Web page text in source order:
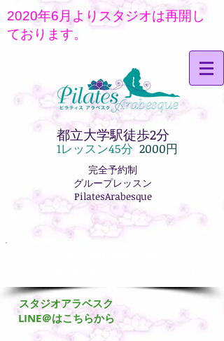
都立大学駅徒歩2分
1レッスン45分 2000円
完全予約制
グループレッスン
PilatesArabesque
スタジオアラベスク
​LINE＠はこちらから
2020年6月よりスタジオは再開し
ております。